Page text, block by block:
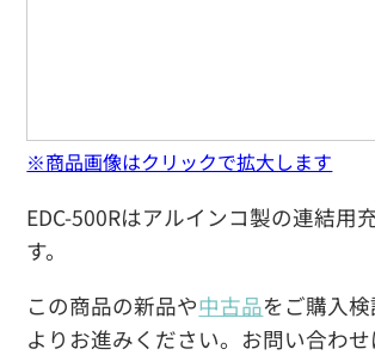
EDC-500Rはアルインコ製の連結用
す。
この商品の新品や中古品をご購入
よりお進みください。お問い合わせ
※商品画像はクリックで拡大します